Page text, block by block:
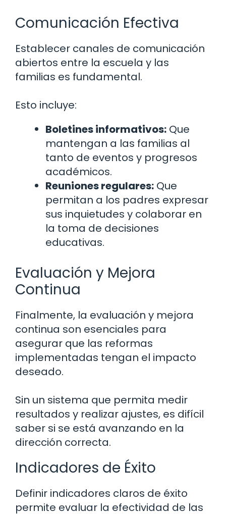
Comunicación Efectiva
Establecer canales de comunicación
abiertos entre la escuela y las
familias es fundamental.
Esto incluye:
Boletines informativos: Que
mantengan a las familias al
tanto de eventos y progresos
académicos.
Reuniones regulares: Que
permitan a los padres expresar
sus inquietudes y colaborar en
la toma de decisiones
educativas.
Evaluación y Mejora
Continua
Finalmente, la evaluación y mejora
continua son esenciales para
asegurar que las reformas
implementadas tengan el impacto
deseado.
Sin un sistema que permita medir
resultados y realizar ajustes, es difícil
saber si se está avanzando en la
dirección correcta.
Indicadores de Éxito
Definir indicadores claros de éxito
permite evaluar la efectividad de las